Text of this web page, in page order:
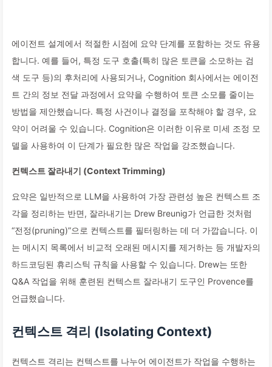
에이전트 설계에서 적절한 시점에 요약 단계를 포함하는 것도 유용
합니다. 예를 들어, 특정 도구 호출(특히 많은 토큰을 소모하는 검
색 도구 등)의 후처리에 사용되거나, Cognition 회사에서는 에이전
트 간의 정보 전달 과정에서 요약을 수행하여 토큰 소모를 줄이는
방법을 제안했습니다. 특정 사건이나 결정을 포착해야 할 경우, 요
약이 어려울 수 있습니다. Cognition은 이러한 이유로 미세 조정 모
델을 사용하여 이 단계가 필요한 많은 작업을 강조했습니다.
컨텍스트 잘라내기 (Context Trimming)
요약은 일반적으로 LLM을 사용하여 가장 관련성 높은 컨텍스트 조
각을 정리하는 반면, 잘라내기는 Drew Breunig가 언급한 것처럼
“전정(pruning)”으로 컨텍스트를 필터링하는 데 더 가깝습니다. 이
는 메시지 목록에서 비교적 오래된 메시지를 제거하는 등 개발자의
하드코딩된 휴리스틱 규칙을 사용할 수 있습니다. Drew는 또한
Q&A 작업을 위해 훈련된 컨텍스트 잘라내기 도구인 Provence를
언급했습니다.
컨텍스트 격리 (Isolating Context)
컨텍스트 격리는 컨텍스트를 나누어 에이전트가 작업을 수행하는